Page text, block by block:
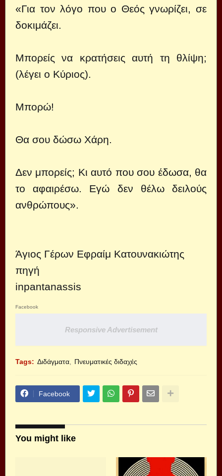
«Για τον λόγο που ο Θεός γνωρίζει, σε
δοκιμάζει.
Μπορείς να κρατήσεις αυτή τη θλίψη;
(λέγει ο Κύριος).
Μπορώ!
Θα σου δώσω Χάρη.
Δεν μπορείς; Κι αυτό που σου έδωσα, θα
το αφαιρέσω. Εγώ δεν θέλω δειλούς
ανθρώπους».
Άγιος Γέρων Εφραίμ Κατουνακιώτης
πηγή
inpantanassis
Facebook
Responsive Advertisement
Tags: Διδάγματα Πνευματικές διδαχές
Facebook
You might like